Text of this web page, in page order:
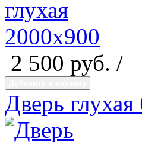
2 500 руб. /
Дверь